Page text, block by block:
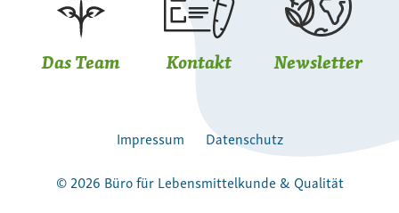
Das Team Kontakt Newsletter
Impressum
Datenschutz
© 2026 Büro für Lebensmittelkunde & Qualität